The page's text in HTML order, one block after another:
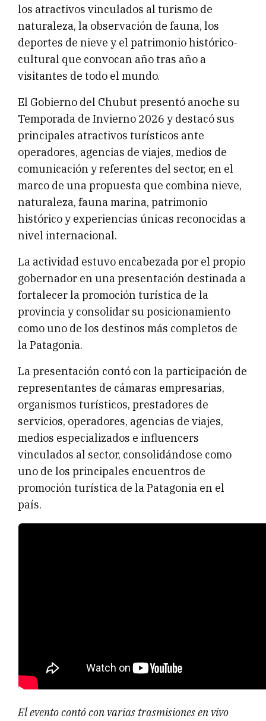
los atractivos vinculados al turismo de
naturaleza, la observación de fauna, los
deportes de nieve y el patrimonio histórico-
cultural que convocan año tras año a
visitantes de todo el mundo.
El Gobierno del Chubut presentó anoche su
Temporada de Invierno 2026 y destacó sus
principales atractivos turísticos ante
operadores, agencias de viajes, medios de
comunicación y referentes del sector, en el
marco de una propuesta que combina nieve,
naturaleza, fauna marina, patrimonio
histórico y experiencias únicas reconocidas a
nivel internacional.
La actividad estuvo encabezada por el propio
gobernador en una presentación destinada a
fortalecer la promoción turística de la
provincia y consolidar su posicionamiento
como uno de los destinos más completos de
la Patagonia.
La presentación contó con la participación de
representantes de cámaras empresarias,
organismos turísticos, prestadores de
servicios, operadores, agencias de viajes,
medios especializados e influencers
vinculados al sector, consolidándose como
uno de los principales encuentros de
promoción turística de la Patagonia en el
país.
El evento contó con varias trasmisiones en vivo